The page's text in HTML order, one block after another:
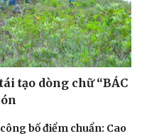
trí
sĩ
trang
Việt
tạo dòng chữ “BÁC
bố điểm chuẩn: Cao